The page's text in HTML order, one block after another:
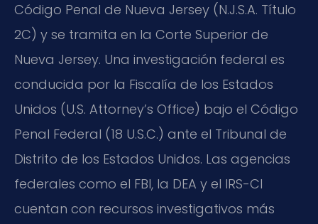
Código Penal de Nueva Jersey (N.J.S.A. Título
2C) y se tramita en la Corte Superior de
Nueva Jersey. Una investigación federal es
conducida por la Fiscalía de los Estados
Unidos (U.S. Attorney’s Office) bajo el Código
Penal Federal (18 U.S.C.) ante el Tribunal de
Distrito de los Estados Unidos. Las agencias
federales como el FBI, la DEA y el IRS-CI
cuentan con recursos investigativos más